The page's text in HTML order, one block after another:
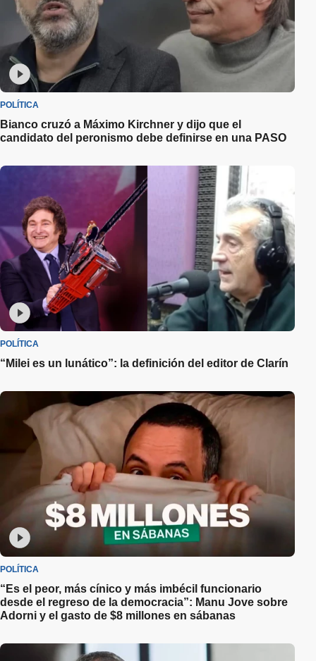
POLÍTICA
Bianco cruzó a Máximo Kirchner y dijo que el
candidato del peronismo debe definirse en una PASO
POLÍTICA
“Milei es un lunático”: la definición del editor de Clarín
POLÍTICA
“Es el peor, más cínico y más imbécil funcionario
desde el regreso de la democracia”: Manu Jove sobre
Adorni y el gasto de $8 millones en sábanas